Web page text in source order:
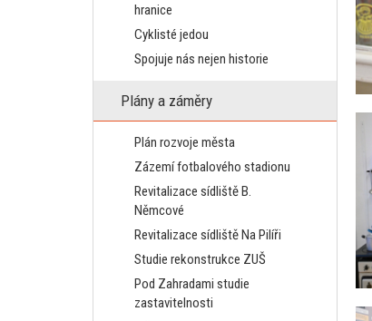
hranice
Cyklisté jedou
Spojuje nás nejen historie
Plány a záměry
Plán rozvoje města
Zázemí fotbalového stadionu
Revitalizace sídliště B.
Němcové
Revitalizace sídliště Na Pilíři
Studie rekonstrukce ZUŠ
Pod Zahradami studie
zastavitelnosti